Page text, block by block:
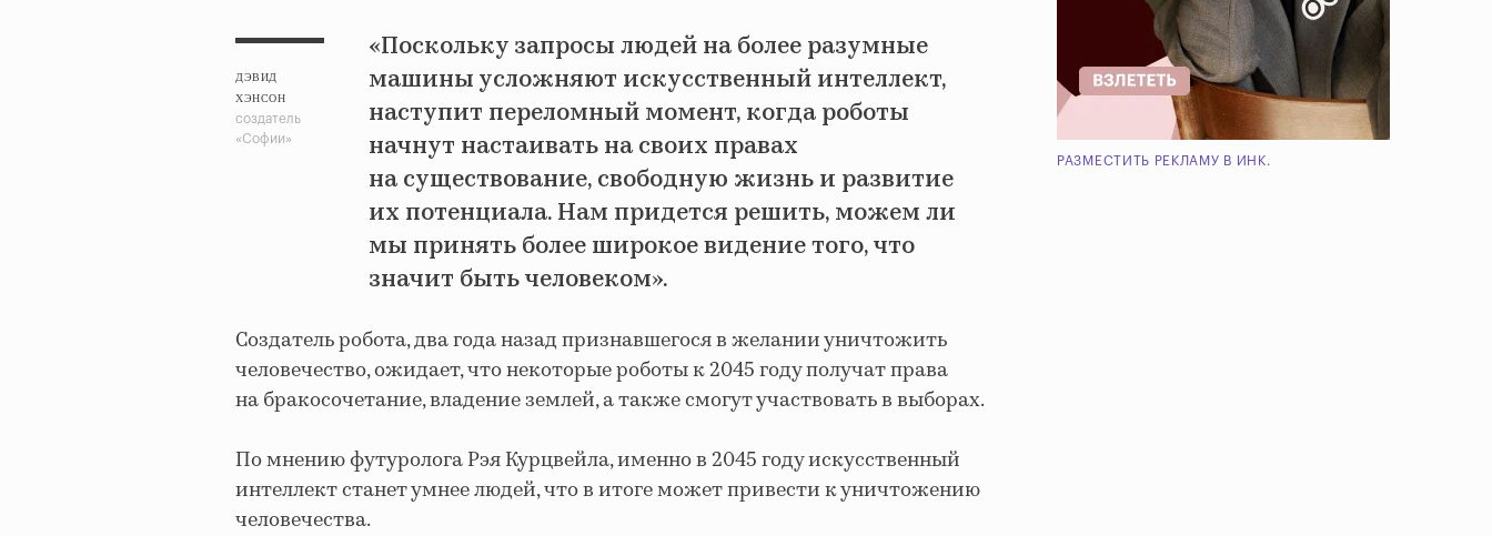
ДЭВИД
ХЭНСОН
создатель
«Софии»
«Поскольку запросы людей на более разумные
машины усложняют искусственный интеллект,
наступит переломный момент, когда роботы
начнут настаивать на своих правах
на существование, свободную жизнь и развитие
их потенциала. Нам придется решить, можем ли
мы принять более широкое видение того, что
значит быть человеком».
Создатель робота, два года назад признавшегося в желании уничтожить
человечество, ожидает, что некоторые роботы к 2045 году получат права
на бракосочетание, владение землей, а также смогут участвовать в выборах.
По мнению футуролога Рэя Курцвейла, именно в 2045 году искусственный
интеллект станет умнее людей, что в итоге может привести к уничтожению
человечества.
РАЗМЕСТИТЬ РЕКЛАМУ В ИНК.